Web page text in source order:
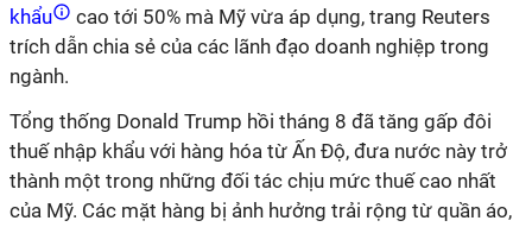
khẩu
cao tới 50% mà Mỹ vừa áp dụng, trang Reuters
trích dẫn chia sẻ của các lãnh đạo doanh nghiệp trong
ngành.
Tổng thống Donald Trump hồi tháng 8 đã tăng gấp đôi
thuế nhập khẩu với hàng hóa từ Ấn Độ, đưa nước này trở
thành một trong những đối tác chịu mức thuế cao nhất
của Mỹ. Các mặt hàng bị ảnh hưởng trải rộng từ quần áo,